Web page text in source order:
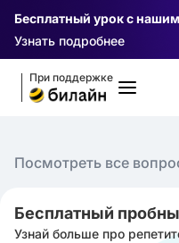
Бесплатный урок с
Узнать подробнее
При поддержке
Посмотреть все
Бесплатный
Узнай больше про